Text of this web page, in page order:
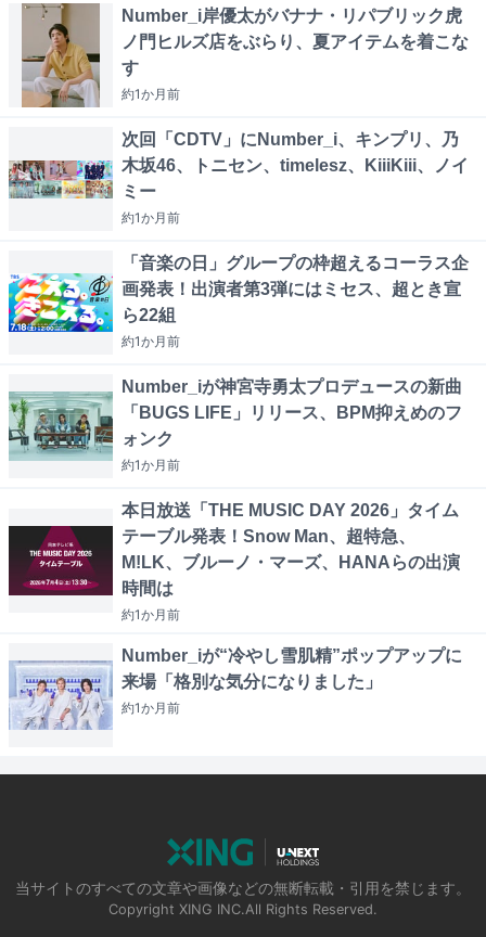
Number_i岸優太がバナナ・リパブリック虎
ノ門ヒルズ店をぶらり、夏アイテムを着こな
す
約1か月前
次回「CDTV」にNumber_i、キンプリ、乃
木坂46、トニセン、timelesz、KiiiKiii、ノイ
ミー
約1か月前
「音楽の日」グループの枠超えるコーラス企
画発表！出演者第3弾にはミセス、超とき宣
ら22組
約1か月前
Number_iが神宮寺勇太プロデュースの新曲
「BUGS LIFE」リリース、BPM抑えめのフ
ォンク
約1か月前
本日放送「THE MUSIC DAY 2026」タイム
テーブル発表！Snow Man、超特急、
M!LK、ブルーノ・マーズ、HANAらの出演
時間は
約1か月前
Number_iが“冷やし雪肌精”ポップアップに
来場「格別な気分になりました」
約1か月前
当サイトのすべての文章や画像などの無断転載・引用を禁じます。
Copyright XING INC.All Rights Reserved.